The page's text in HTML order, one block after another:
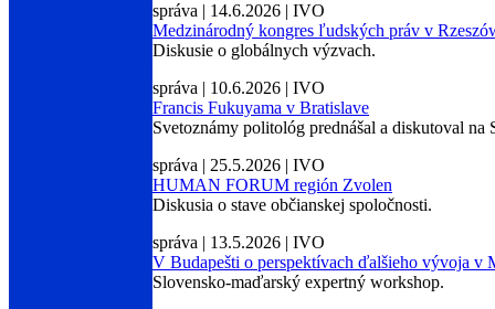
správa | 14.6.2026 | IVO
Medzinárodný kongres ľudských práv v
Diskusie o globálnych výzvach.
správa | 10.6.2026 | IVO
Francis Fukuyama v Bratislave
Svetoznámy politológ prednášal a diskutoval na
správa | 25.5.2026 | IVO
HUMAN FORUM región Zvolen
Diskusia o stave občianskej spoločnosti.
správa | 13.5.2026 | IVO
V Budapešti o perspektívach ďalšieho vývoja v
Slovensko-maďarský expertný workshop.